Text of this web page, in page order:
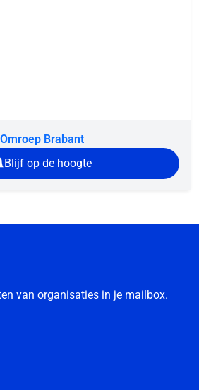
Omroep Brabant
Blijf op de hoogte
van organisaties in je mailbox.